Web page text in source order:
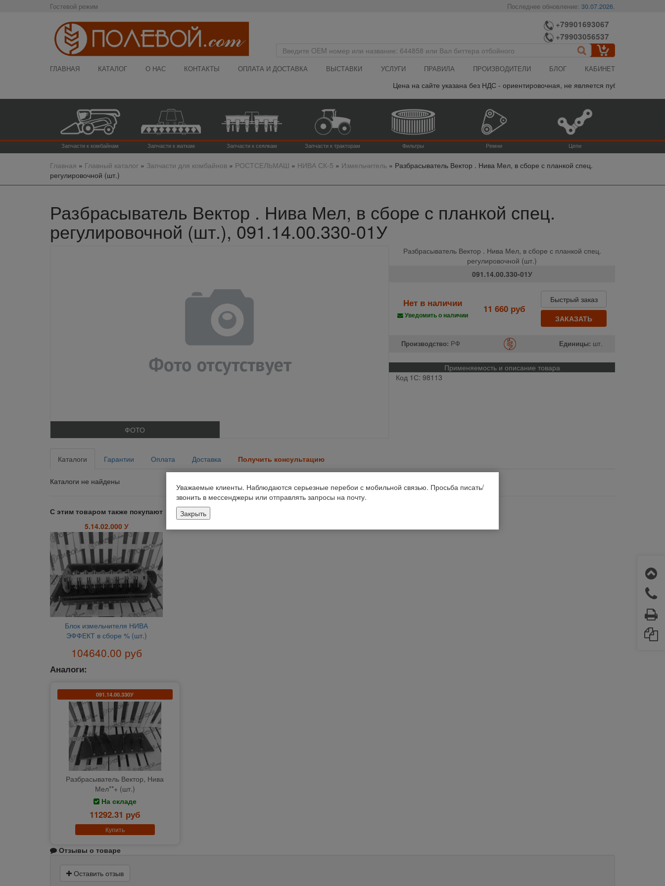
Гостевой режим Последнее обновление:30.07.2026,
+79901693067
+79903056537
ГЛАВНАЯ КАТАЛОГ О НАС КОНТАКТЫ ОПЛАТА И ДОСТАВКА ВЫСТАВКИ УСЛУГИ ПРАВИЛА ПРОИЗВОДИТЕЛИ БЛОГ КАБИНЕТ
Цена на сайте указана без НДС - ориентировочная, не является публичной офертой,
Запчасти к комбайнам Запчасти к жаткам Запчасти к сеялкам Запчасти к тракторам Фильтры Ремни Цепи
Главная » Главный каталог» Запчасти для комбайнов» РОСТСЕЛЬМАШ » НИВА СК-5 » Измельчитель» Разбрасыватель Вектор . Нива Мел, в сборе с планкой спец.
регулировочной (шт.)
Разбрасыватель Вектор . Нива Мел, в сборе с планкой спец.
регулировочной (шт.), 091.14.00.330-01У
ФОТО
Разбрасыватель Вектор . Нива Мел, в сборе с планкой спец.
регулировочной (шт.)
091.14.00.330-01У
Нет в наличии
Уведомить о наличии
11 660 руб
Быстрый заказ
ЗАКАЗАТЬ
Производство: РФ Единицы: шт.
Применяемость и описание товара
Код 1С: 98113
Каталоги Гарантии Оплата Доставка Получить консультацию
Каталоги не найдены
С этим товаром также покупают
5.14.02.000 У
Блок измельчителя НИВА
ЭФФЕКТ в сборе % (шт.)
104640.00 руб
Аналоги:
091.14.00.330У
Разбрасыватель Вектор, Нива
Мел**+ (шт.)
На складе
11292.31 руб
Купить
Отзывы о товаре
Оставить отзыв
Уважаемые клиенты. Наблюдаются серьезные перебои с мобильной связью. Просьба писать/
звонить в мессенджеры или отправлять запросы на почту.
Закрыть